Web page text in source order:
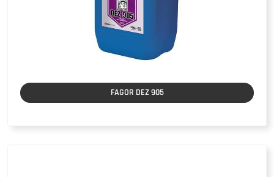
FAGOR DEZ 905